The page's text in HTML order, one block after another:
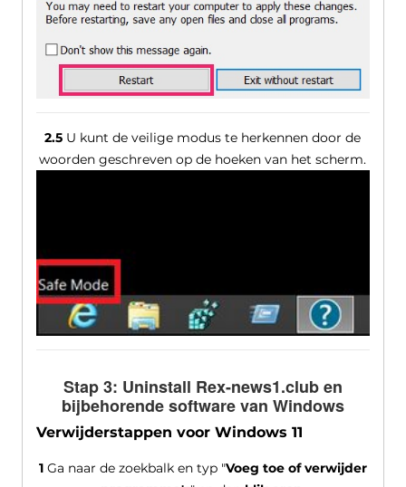
2.5 U kunt de veilige modus te herkennen door de
woorden geschreven op de hoeken van het scherm.
Stap 3: Uninstall Rex-news1.club en
bijbehorende software van Windows
Verwijderstappen voor Windows 11
1Ga naar de zoekbalk en typ "Voeg toe of verwijder